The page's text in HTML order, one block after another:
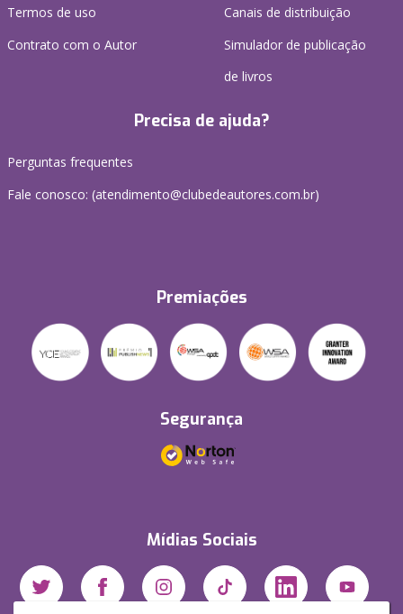
Termos de uso
Contrato com o Autor
Canais de distribuição
Simulador de publicação
de livros
Precisa de ajuda?
Perguntas frequentes
Fale conosco: (atendimento@clubedeautores.com.br)
Premiações
Segurança
Mídias Sociais